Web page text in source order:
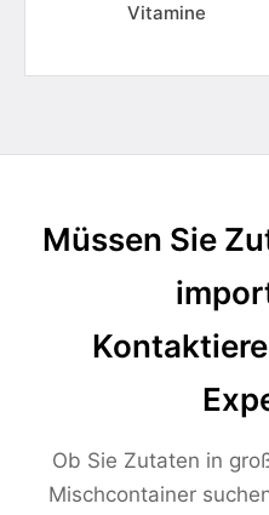
Vitamine
Müssen Sie
Ob Sie Zutaten in
Mischcontainer